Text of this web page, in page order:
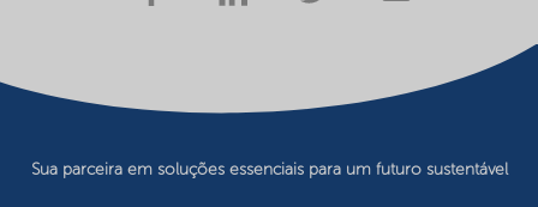
Sua parceira em soluções essenciais para um futuro sustentável